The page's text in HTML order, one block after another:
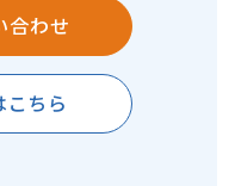
合わせ
ちら